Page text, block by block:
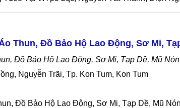
Thun, Đồ Bảo Hộ Lao Động, Sơ Mi,
Đồ Bảo Hộ Lao Động, Sơ Mi, Tạp Dề, Mũ Nón
Nguyễn Trãi, Tp. Kon Tum, Kon Tum
Đồ Bảo Hộ Lao Động, Sơ Mi, Tạp Dề, Mũ